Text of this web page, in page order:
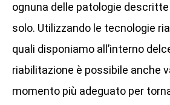
ognuna delle patologie
solo. Utilizzando le tecnologie
quali disponiamo all’interno
riabilitazione è possibile anche
momento più adeguato per